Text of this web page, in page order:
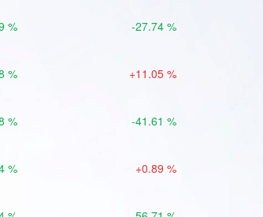
% -27.74 %
% +11.05 %
% -41.61 %
% +0.89 %